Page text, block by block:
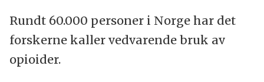
Rundt 60.000 personer i Norge har det
forskerne kaller vedvarende bruk av
opioider.